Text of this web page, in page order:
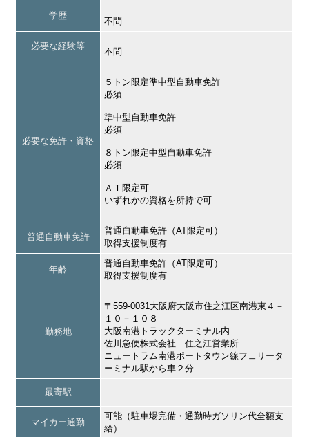
学歴
不問
必要な経験等
不問
必要な免許・資格
５トン限定準中型自動車免許
必須
準中型自動車免許
必須
８トン限定中型自動車免許
必須
ＡＴ限定可
いずれかの資格を所持で可
普通自動車免許
普通自動車免許（AT限定可）
取得支援制度有
年齢
普通自動車免許（AT限定可）
取得支援制度有
勤務地
〒559-0031大阪府大阪市住之江区南港東４－
１０－１０８
大阪南港トラックターミナル内
佐川急便株式会社 住之江営業所
ニュートラム南港ポートタウン線フェリータ
ーミナル駅から車２分
最寄駅
マイカー通勤
可能（駐車場完備・通勤時ガソリン代全額支
給）